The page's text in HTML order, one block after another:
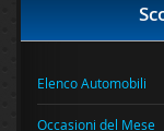
Elenco Automobili
Occasioni del Mese